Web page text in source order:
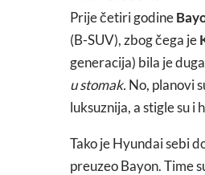
Prije četiri godine
(B-SUV), zbog čega je
generacija) bila je
u stomak. No, planovi
luksuznija, a stigle su
Tako je Hyundai sebi
preuzeo Bayon. Time